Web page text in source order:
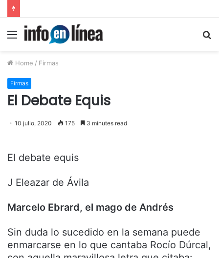
Menu
Home / Firmas
Firmas
El Debate Equis
10 julio, 2020 175 3 minutes read
El debate equis
J Eleazar de Ávila
Marcelo Ebrard, el mago de Andrés
Sin duda lo sucedido en la semana puede
enmarcarse en lo que cantaba Rocío Dúrcal,